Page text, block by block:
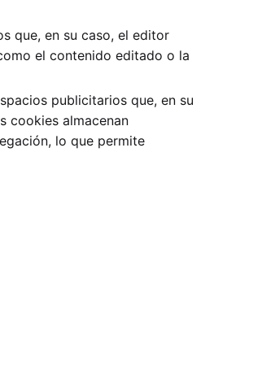
que, en su caso, el editor
el contenido editado o la
publicitarios que, en su
cookies almacenan
lo que permite